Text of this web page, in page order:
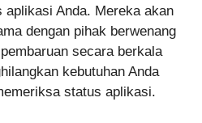
Anda. Mereka akan
dengan pihak berwenang
secara berkala
kebutuhan Anda
status aplikasi.